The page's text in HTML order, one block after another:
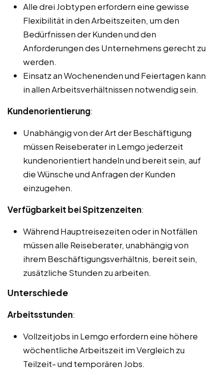
Alle drei Jobtypen erfordern eine gewisse
Flexibilität in den Arbeitszeiten, um den
Bedürfnissen der Kunden und den
Anforderungen des Unternehmens gerecht zu
werden.
Einsatz an Wochenenden und Feiertagen kann
in allen Arbeitsverhältnissen notwendig sein.
Kundenorientierung:
Unabhängig von der Art der Beschäftigung
müssen Reiseberater in Lemgo jederzeit
kundenorientiert handeln und bereit sein, auf
die Wünsche und Anfragen der Kunden
einzugehen.
Verfügbarkeit bei Spitzenzeiten:
Während Hauptreisezeiten oder in Notfällen
müssen alle Reiseberater, unabhängig von
ihrem Beschäftigungsverhältnis, bereit sein,
zusätzliche Stunden zu arbeiten.
Unterschiede
Arbeitsstunden:
Vollzeitjobs in Lemgo erfordern eine höhere
wöchentliche Arbeitszeit im Vergleich zu
Teilzeit- und temporären Jobs.